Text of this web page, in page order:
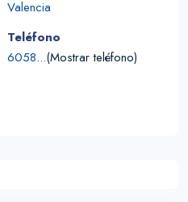
Valencia
Teléfono
6058...(Mostrar teléfono)